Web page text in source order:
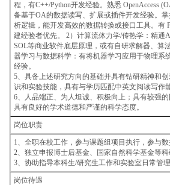
程，有C++/Python开发经验。熟悉 OpenAccess
备基于OA的数据读写、扩展或插件开发经验。
析逻辑，能开发高效的数据转换或接口工具。有
建经验者优先。 2）计算流体力学/传热学：精通
SOL等商业软件底层原理，或有自研求解器、算
器学习与数据科学：有将机器学习应用于物理系
经验。
5、具备上述研究方向的基础并具有钻研精神和
识和实验技能，具有与学历匹配中英文阅读写作
6、人品端正、为人坦诚、积极向上；具有较强
具有良好的学术道德和严谨的科学态度。
岗位职责
1、全职在校工作，参与课题组项目执行，参与数
2、独立申报博士后基金、国家自然科学基金等科
3、协助指导本科生/研究生工作和实验室日常管理
岗位待遇